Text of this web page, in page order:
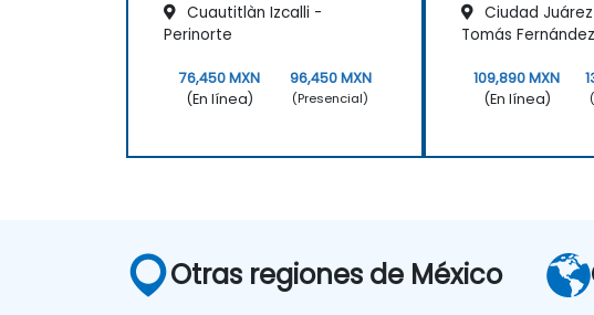
Cuautitlàn Izcalli -
Perinorte
76,450 MXN
(En línea)
96,450 MXN
(Presencial)
Ciudad
Tomás Fernández
109,890 MXN
(En línea)
Otras regiones de México